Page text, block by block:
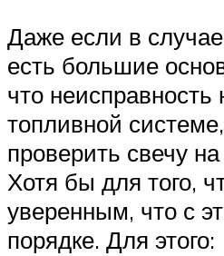
Даже если в
есть большие
что неисправность
топливной
проверить свечу
Хотя бы для того,
уверенным, что с
порядке. Для этого: